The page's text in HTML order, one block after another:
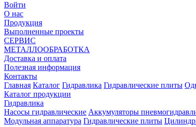
Войти
О нас
Продукция
Выполненные проекты
СЕРВИС
МЕТАЛЛООБРАБОТКА
Доставка и оплата
Полезная информация
Контакты
Главная Каталог Гидравлика Гидравлические плиты
Каталог продукции
Гидравлика
Насосы гидравлические Аккумуляторы
Модульная аппаратура Гидравлические плиты